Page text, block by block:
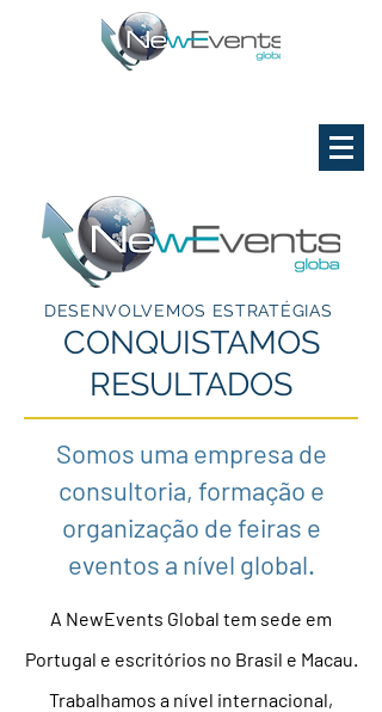
DESENVOLVEMOS ESTRATÉGIAS
CONQUISTAMOS
RESULTADOS
Somos uma empresa de
consultoria, formação e
organização de feiras e
eventos a nível global.
A NewEvents Global tem sede em
Portugal e escritórios no Brasil e Macau.
Trabalhamos a nível internacional,